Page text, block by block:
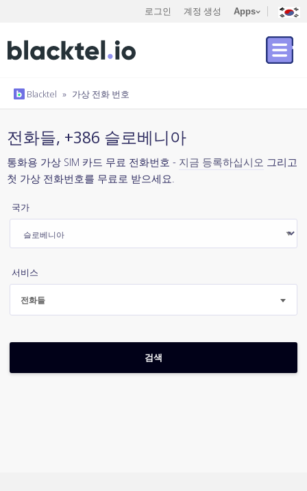
로그인 계정 생성 Apps
Blacktel » 가상 전화 번호
전화들, +386 슬로베니아
통화용 가상 SIM 카드 무료 전화번호 - 지금 등록하십시오 그리고
첫 가상 전화번호를 무료로 받으세요.
국가
서비스
전화들